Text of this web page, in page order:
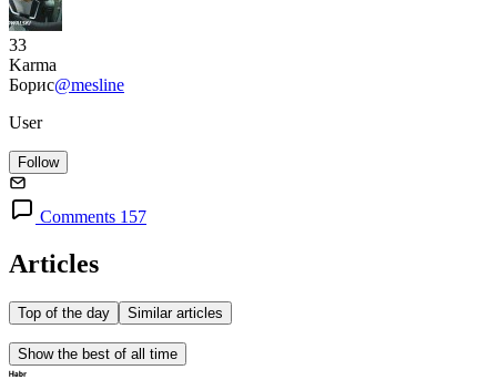
33
Karma
Борис@mesline
User
Follow
Comments 157
Articles
Top of the day Similar articles
Show the best of all time